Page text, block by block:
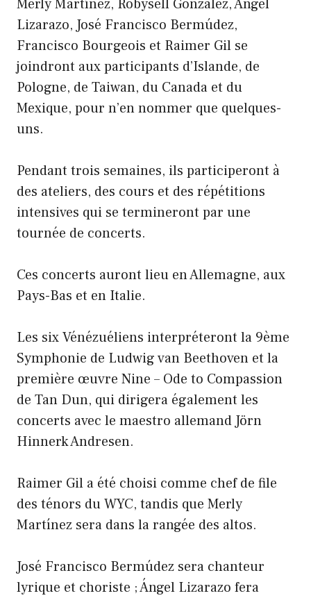
Merly Martínez, Robysell González, Ángel
Lizarazo, José Francisco Bermúdez,
Francisco Bourgeois et Raimer Gil se
joindront aux participants d’Islande, de
Pologne, de Taiwan, du Canada et du
Mexique, pour n’en nommer que quelques-
uns.
Pendant trois semaines, ils participeront à
des ateliers, des cours et des répétitions
intensives qui se termineront par une
tournée de concerts.
Ces concerts auront lieu en Allemagne, aux
Pays-Bas et en Italie.
Les six Vénézuéliens interpréteront la 9ème
Symphonie de Ludwig van Beethoven et la
première œuvre Nine – Ode to Compassion
de Tan Dun, qui dirigera également les
concerts avec le maestro allemand Jörn
Hinnerk Andresen.
Raimer Gil a été choisi comme chef de file
des ténors du WYC, tandis que Merly
Martínez sera dans la rangée des altos.
José Francisco Bermúdez sera chanteur
lyrique et choriste ; Ángel Lizarazo fera